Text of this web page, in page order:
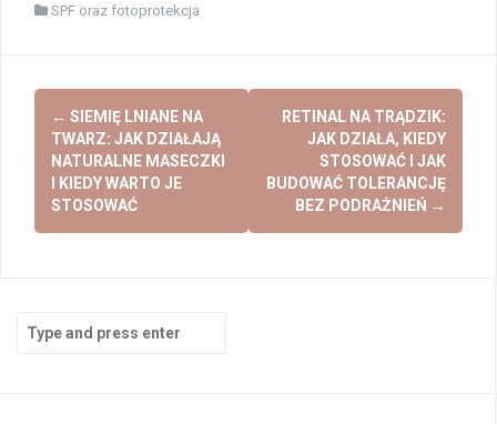
SPF oraz fotoprotekcja
Post
navigation
← SIEMIĘ LNIANE NA
TWARZ: JAK DZIAŁAJĄ
NATURALNE MASECZKI
I KIEDY WARTO JE
STOSOWAĆ
RETINAL NA TRĄDZIK:
JAK DZIAŁA, KIEDY
STOSOWAĆ I JAK
BUDOWAĆ TOLERANCJĘ
BEZ PODRAŻNIEŃ →
for: